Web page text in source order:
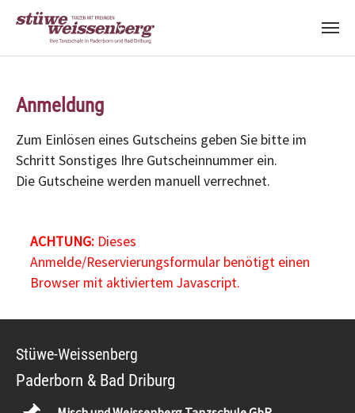
Anmeldung
Zum Einlösen eines Gutscheins geben Sie bitte im
Schritt Sonstiges Ihre Gutscheinnummer ein.
Die Gutscheine werden manuell verrechnet.
ACHTUNG:Dieses
Anmelde/Reservierungsformular benötigt einen
Browser mit aktiviertem Javascript.
Stüwe-Weissenberg
Paderborn & Bad Driburg